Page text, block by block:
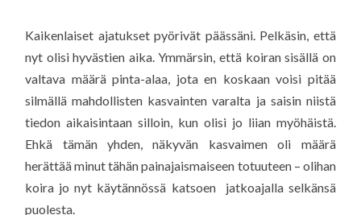
Kaikenlaiset ajatukset pyörivät päässäni. Pelkäsin, että
nyt olisi hyvästien aika. Ymmärsin, että koiran sisällä on
valtava määrä pinta-alaa, jota en koskaan voisi pitää
silmällä mahdollisten kasvainten varalta ja saisin niistä
tiedon aikaisintaan silloin, kun olisi jo liian myöhäistä.
Ehkä tämän yhden, näkyvän kasvaimen oli määrä
herättää minut tähän painajaismaiseen totuuteen – olihan
koira jo nyt käytännössä katsoen jatkoajalla selkänsä
puolesta.